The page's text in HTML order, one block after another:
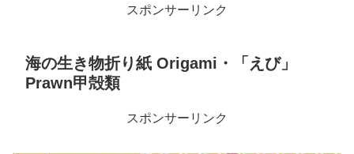
スポンサーリンク
海の生き物折り紙 Origami・「えび」
Prawn甲殻類
スポンサーリンク